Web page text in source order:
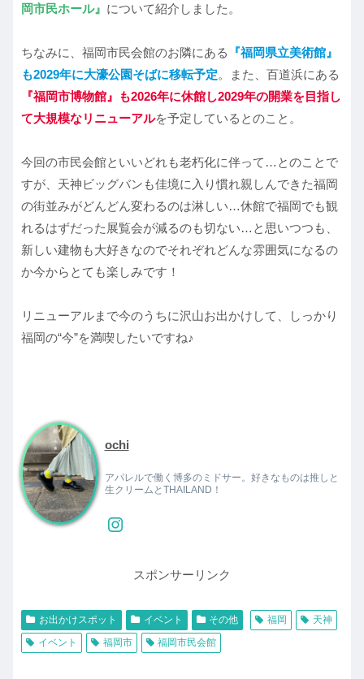
岡市民ホール』 について紹介しました。
ちなみに、福岡市民会館のお隣にある
『福岡県立美術館』
も2029年に大濠公園そばに移転予定。また、百道浜にある
『福岡市博物館』も2026年に休館し2029年の開業を目指し
て大規模なリニューアルを予定しているとのこと。
今回の市民会館といいどれも老朽化に伴って…とのことで
すが、天神ビッグバンも佳境に入り慣れ親しんできた福岡
の街並みがどんどん変わるのは淋しい…休館で福岡でも観
れるはずだった展覧会が減るのも切ない…と思いつつも、
新しい建物も大好きなのでそれぞれどんな雰囲気になるの
か今からとても楽しみです！
リニューアルまで今のうちに沢山お出かけして、しっかり
福岡の“今”を満喫したいですね♪
ochi
アパレルで働く博多のミドサー。好きなものは推しと
生クリームとTHAILAND！
スポンサーリンク
お出かけスポット イベント その他 福岡
天神
イベント
福岡市 福岡市民会館